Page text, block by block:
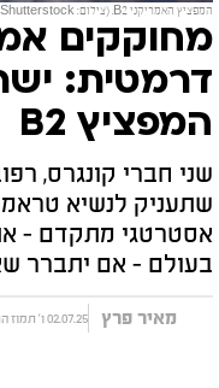
המפציץ האמריקני B2. (צילום: Mike Mareen / Shutterstock)
מחוקקים
דרמטית:
המפציץ B2
שני חברי קונגרס,
שתעניק לנשיא
אסטרטגי מתקדם -
בעולם - אם יתברר
מאיר פרץ 02.07.25 ו' תמוז התשפ"ה